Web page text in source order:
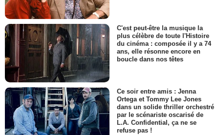
C'est peut-être la musique la
plus célèbre de toute l'Histoire
du cinéma : composée il y a 74
ans, elle résonne encore en
boucle dans nos têtes
Ce soir entre amis : Jenna
Ortega et Tommy Lee Jones
dans un solide thriller orchestré
par le scénariste oscarisé de
L.A. Confidential, ça ne se
refuse pas !